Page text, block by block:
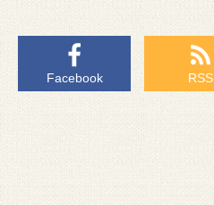
Facebook RSS